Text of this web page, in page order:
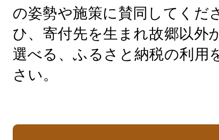
の姿勢や施策に賛同してくだ
ひ、寄付先を生まれ故郷以外
選べる、ふるさと納税の利用
さい。